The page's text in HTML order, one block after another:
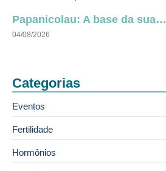
Papanicolau: A base da sua…
04/08/2026
Categorias
Eventos
Fertilidade
Hormônios